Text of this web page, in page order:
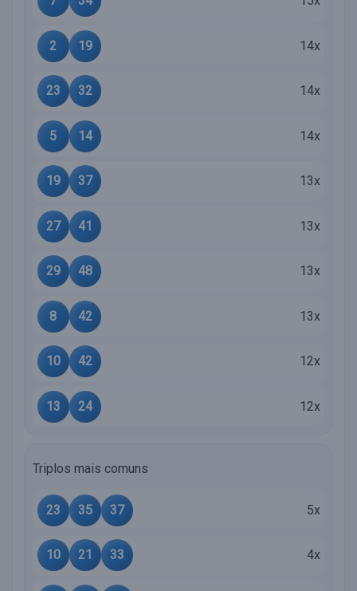
2 19 14x
23 32 14x
5 14 14x
19 37 13x
27 41 13x
29 48 13x
8 42 13x
10 42 12x
13 24 12x
Triplos mais comuns
23 35 37 5x
10 21 33 4x